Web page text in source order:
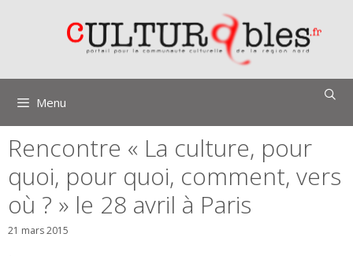
Menu
Rencontre « La culture, pour
quoi, pour quoi, comment, vers
où ? » le 28 avril à Paris
21 mars 2015